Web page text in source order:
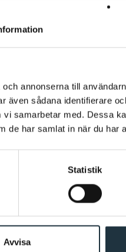
annonserna till
sådana identifierare
samarbetar med. Dessa
de har samlat in när du har
Statistik
Avvisa
Art nr. 107551
169,00 SEK